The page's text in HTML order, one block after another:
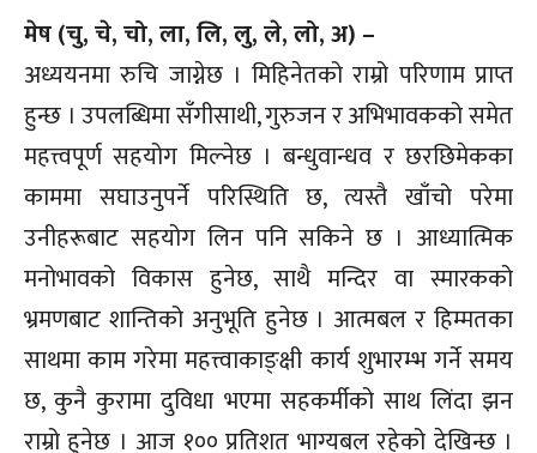
मेष (चु, चे, चो, ला, लि, लु, ले, लो, अ) –
अध्ययनमा रुचि जाग्नेछ । मिहिनेतको राम्रो परिणाम प्राप्त
हुन्छ । उपलब्धिमा सँगीसाथी, गुरुजन र अभिभावकको समेत
महत्त्वपूर्ण सहयोग मिल्नेछ । बन्धुवान्धव र छरछिमेकका
काममा सघाउनुपर्ने परिस्थिति छ, त्यस्तै खाँचो परेमा
उनीहरूबाट सहयोग लिन पनि सकिने छ । आध्यात्मिक
मनोभावको विकास हुनेछ, साथै मन्दिर वा स्मारकको
भ्रमणबाट शान्तिको अनुभूति हुनेछ । आत्मबल र हिम्मतका
साथमा काम गरेमा महत्त्वाकाङ्क्षी कार्य शुभारम्भ गर्ने समय
छ, कुनै कुरामा दुविधा भएमा सहकर्मीको साथ लिंदा झन
राम्रो हुनेछ । आज १०० प्रतिशत भाग्यबल रहेको देखिन्छ ।